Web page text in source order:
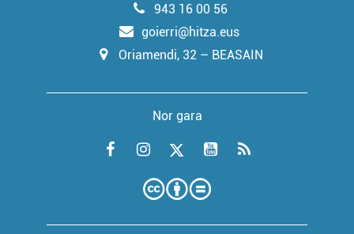
943 16 00 56
goierri@hitza.eus
Oriamendi, 32 – BEASAIN
Nor gara